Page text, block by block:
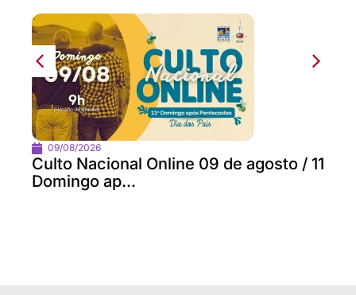
09/08/2026
Culto Nacional Online 09 de agosto / 11
Domingo ap...